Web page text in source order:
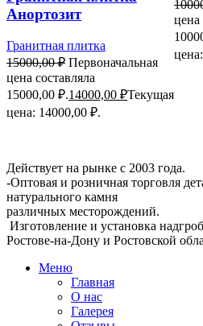
Анортозит
Гранитная плитка
15000,00₽ Первоначальная
цена составляла
15000,00 ₽.14000,00 ₽Текущая
цена: 14000,00 ₽.
цена
Действует на рынке с 2003 года.
-Оптовая и розничная торговля
натурального камня
различных месторождений.
Изготовление и установка
Ростове-на-Дону и Ростовской
Меню
Главная
О нас
Галерея